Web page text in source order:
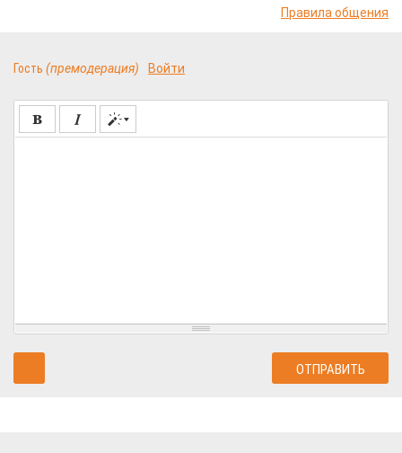
Правила общения
Гость (премодерация) Войти